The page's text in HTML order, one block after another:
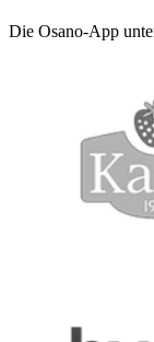
Die Osano-App